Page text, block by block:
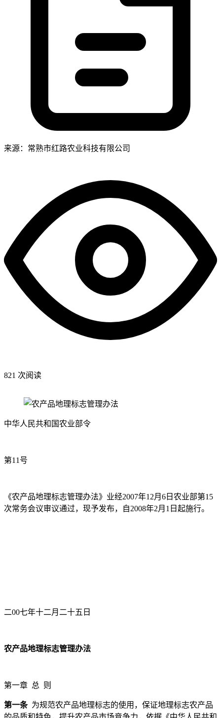
来源：常熟市红路农业科技有限公司
821 次阅读
中华人民共和国农业部令
第11号
《农产品地理标志管理办法》业经2007年12月6日农业部第15
次常务会议审议通过，现予发布，自2008年2月1日起施行。
二00七年十二月二十五日
农产品地理标志管理办法
第一章 总 则
第一条为规范农产品地理标志的使用，保证地理标志农产品